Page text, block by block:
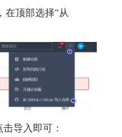
在顶部选择“从
导入即可：